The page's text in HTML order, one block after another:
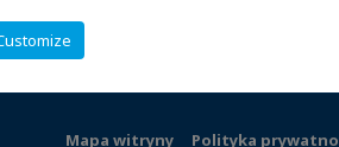
Mapa witryny Polityka